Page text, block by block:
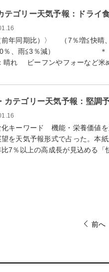
テゴリー天気予報：ドラ
年同期比）〉 （7％増≦快晴
＜0％、雨≦3％減） ＊ ●
れ ビーフンやフォーなど米
テゴリー天気予報：堅調
キーワード 機能・栄養価値
を天気予報形式で占った。本
7％以上の高成長が見込める
前へ